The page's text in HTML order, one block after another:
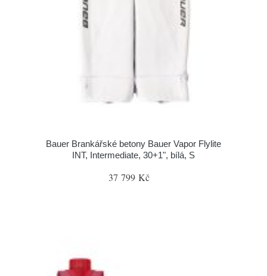
Bauer Brankářské betony Bauer Vapor Flylite
INT, Intermediate, 30+1", bílá, S
37 799 Kč